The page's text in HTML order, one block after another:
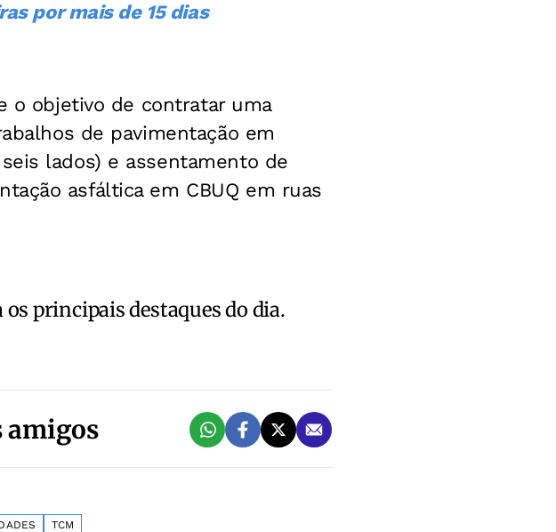
por mais de 15 dias
o objetivo de contratar uma
de pavimentação em
lados) e assentamento de
asfáltica em CBUQ em ruas
os principais destaques do dia.
amigos
TCM